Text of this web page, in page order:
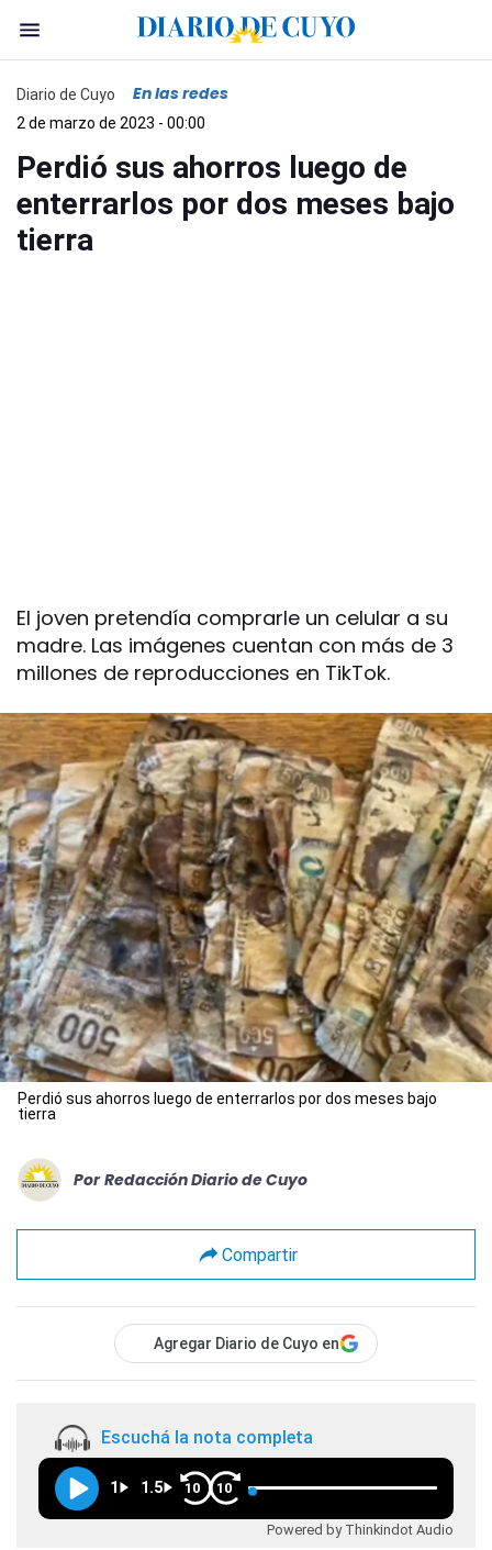
Diario de Cuyo En las redes
2 de marzo de 2023 - 00:00
Perdió sus ahorros luego de
enterrarlos por dos meses bajo
tierra
El joven pretendía comprarle un celular a su
madre. Las imágenes cuentan con más de 3
millones de reproducciones en TikTok.
Perdió sus ahorros luego de enterrarlos por dos meses bajo
tierra
Por Redacción Diario de Cuyo
Compartir
Agregar Diario de Cuyo en
Escuchá la nota completa
1 1.5 10 10
Powered by Thinkindot Audio